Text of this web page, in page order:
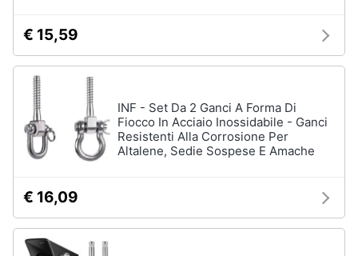
€ 15,59
INF - Set Da 2 Ganci A Forma Di
Fiocco In Acciaio Inossidabile - Ganci
Resistenti Alla Corrosione Per
Altalene, Sedie Sospese E Amache
€ 16,09